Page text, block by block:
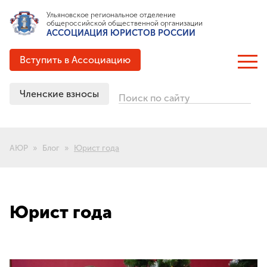
Ульяновское региональное отделение
общероссийской общественной организации
АССОЦИАЦИЯ ЮРИСТОВ РОССИИ
Вступить в Ассоциацию
Цели и задачи
Выигранные гранты
История создания
Членские взносы Поиск по сайту
АЮР Блог Юрист года
Юрист года